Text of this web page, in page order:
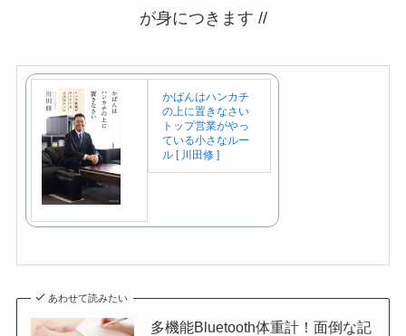
が身につきます //
かばんはハンカチ
の上に置きなさい
トップ営業がやっ
ている小さなルー
ル [ 川田修 ]
あわせて読みたい
多機能Bluetooth体重計！面倒な記